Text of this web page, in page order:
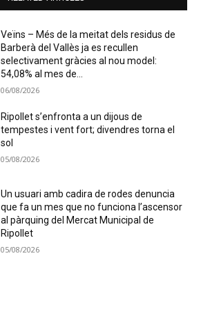
Veïns – Més de la meitat dels residus de
Barberà del Vallès ja es recullen
selectivament gràcies al nou model:
54,08% al mes de...
06/08/2026
Ripollet s’enfronta a un dijous de
tempestes i vent fort; divendres torna el
sol
05/08/2026
Un usuari amb cadira de rodes denuncia
que fa un mes que no funciona l’ascensor
al pàrquing del Mercat Municipal de
Ripollet
05/08/2026